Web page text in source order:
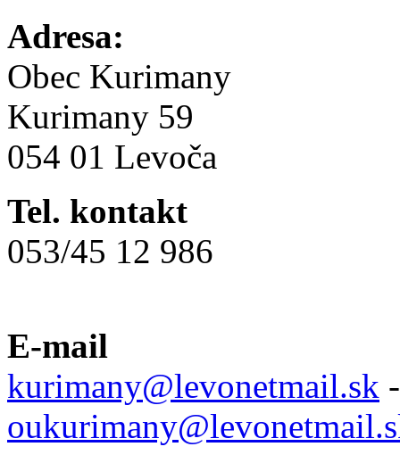
Adresa:
Obec Kurimany
Kurimany 59
054 01 Levoča
Tel. kontakt
053/45 12 986
E-mail
kurimany@levonetmail.sk